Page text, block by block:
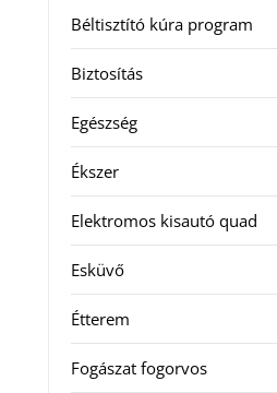
Béltisztító kúra program
Biztosítás
Egészség
Ékszer
Elektromos kisautó quad
Esküvő
Étterem
Fogászat fogorvos